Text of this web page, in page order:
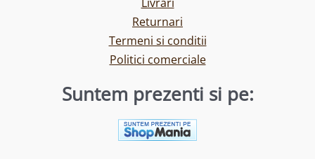
Livrari
Returnari
Termeni si conditii
Politici comerciale
Suntem prezenti si pe: